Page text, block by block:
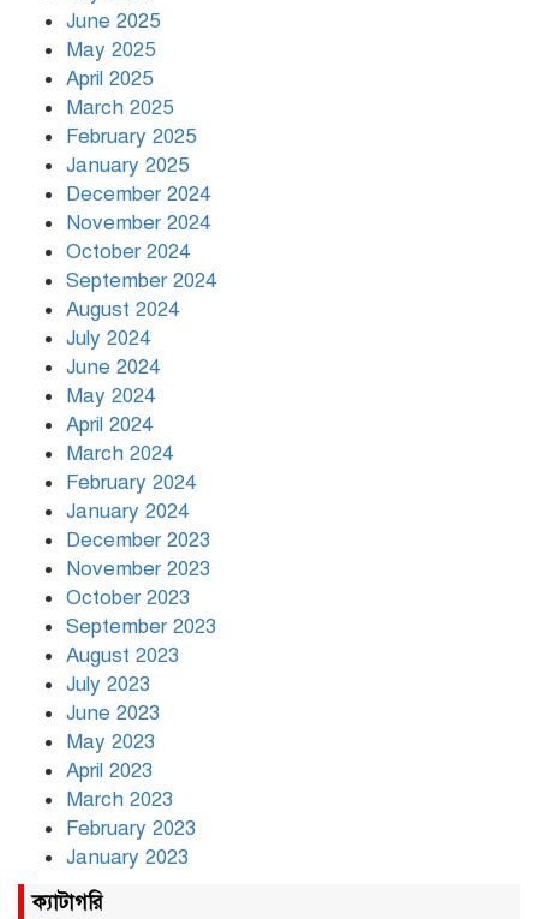
June 2025
May 2025
April 2025
March 2025
February 2025
January 2025
December 2024
November 2024
October 2024
September 2024
August 2024
July 2024
June 2024
May 2024
April 2024
March 2024
February 2024
January 2024
December 2023
November 2023
October 2023
September 2023
August 2023
July 2023
June 2023
May 2023
April 2023
March 2023
February 2023
January 2023
ক্যাটাগরি